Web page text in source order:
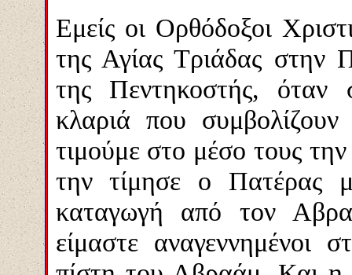
Εμείς οι Ορθόδοξοι
της Αγίας Τριάδας στην
της Πεντηκοστής, όταν
κλαριά που συμβολίζουν
τιμούμε στο μέσο τους
την τίμησε ο
καταγωγή από τον
είμαστε αναγεννημένοι